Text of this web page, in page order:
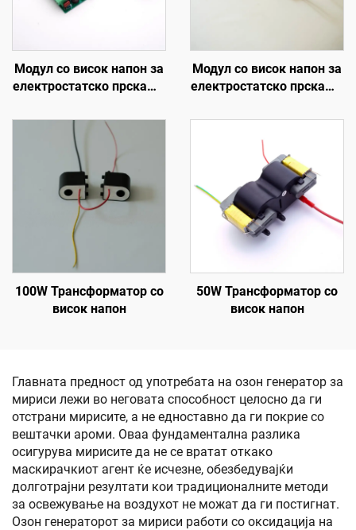
Модул со висок напон за
електростатско прскање
Модул со висок напон за
електростатско прскање
100W Трансформатор со
висок напон
50W Трансформатор со
висок напон
Главната предност од употребата на озон генератор за
мириси лежи во неговата способност целосно да ги
отстрани мирисите, а не едноставно да ги покрие со
вештачки ароми. Оваа фундаментална разлика
осигурува мирисите да не се вратат откако
маскирачкиот агент ќе исчезне, обезбедувајќи
долготрајни резултати кои традиционалните методи
за освежување на воздухот не можат да ги постигнат.
Озон генераторот за мириси работи со оксидација на